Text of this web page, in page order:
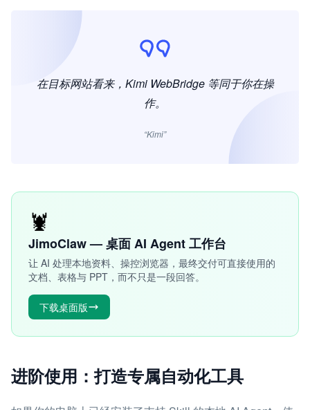
在目标网站看来，Kimi WebBridge 等同于你在操
作。
“Kimi”
🦞
JimoClaw — 桌面 AI Agent 工作台
让 AI 处理本地资料、操控浏览器，最终交付可直接使用的
文档、表格与 PPT，而不只是一段回答。
下载桌面版
进阶使用：打造专属自动化工具